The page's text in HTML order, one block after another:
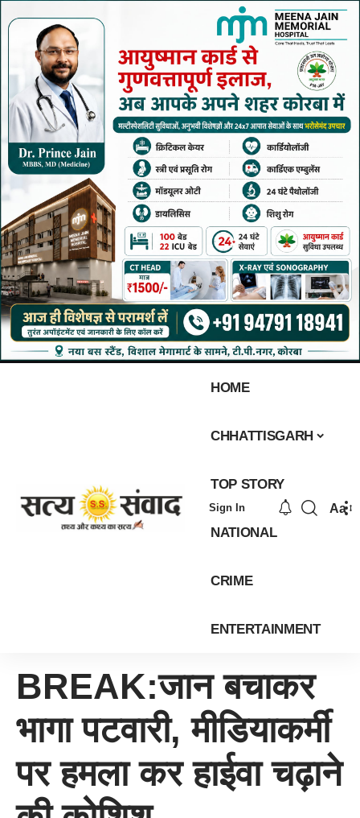
HOME
CHHATTISGARH
TOP STORY
NATIONAL
CRIME
ENTERTAINMENT
Sign In Aa
BREAK:जान बचाकर
भागा पटवारी, मीडियाकर्मी
पर हमला कर हाईवा चढ़ाने